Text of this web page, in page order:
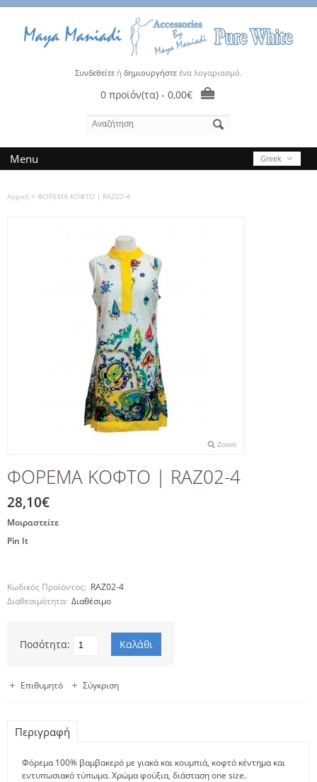
Συνδεθείτε ή δημιουργήστε ένα λογαριασμό.
0 προϊόν(τα) - 0,00€
Greek
Menu
Αρχική » ΦΟΡΕΜΑ ΚΟΦΤΟ | RAZ02-4
Zoom
ΦΟΡΕΜΑ ΚΟΦΤΟ | RAZ02-4
28,10€
Μοιραστείτε
Pin It
Κωδικός Προϊόντος: RAZ02-4
Διαθεσιμότητα: Διαθέσιμο
Ποσότητα:
Επιθυμητό Σύγκριση
Περιγραφή
Φόρεμα 100% βαμβακερό με γιακά και κουμπιά, κοφτό κέντημα και
εντυπωσιακό τύπωμα. Χρώμα φούξια, διάσταση one size.